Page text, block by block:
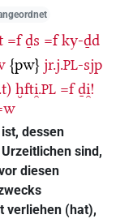
=f ḏs =f ky-ḏd
{pw} jr.j.PL-sjp
ḫfti̯.PL =f ḏi̯!
dessen
sind,
diesen
verliehen (hat),